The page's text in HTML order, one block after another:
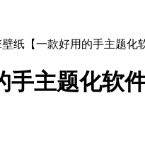
纸【一款好用的手主题化
主题化软